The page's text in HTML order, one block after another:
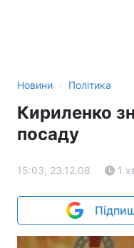
Новини › Політика
Кириленко
посаду
15:03, 23.12.08 1